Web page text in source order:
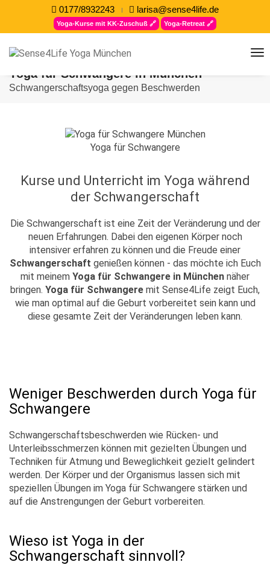
0177/8932243 larisa@sense4life.de
Yoga-Kurse mit KK-Zuschuß 🔗 Yoga-Retreat 🔗
Yoga für Schwangere in München
Schwangerschaftsyoga gegen Beschwerden
Yoga für Schwangere
Kurse und Unterricht im Yoga während
der Schwangerschaft
Die Schwangerschaft ist eine Zeit der Veränderung und der
neuen Erfahrungen. Dabei den eigenen Körper noch
intensiver erfahren zu können und die Freude einer
Schwangerschaft genießen können - das möchte ich Euch
mit meinem Yoga für Schwangere in München näher
bringen. Yoga für Schwangere mit Sense4Life zeigt Euch,
wie man optimal auf die Geburt vorbereitet sein kann und
diese gesamte Zeit der Veränderungen leben kann.
Weniger Beschwerden durch Yoga für
Schwangere
Schwangerschaftsbeschwerden wie Rücken- und
Unterleibsschmerzen können mit gezielten Übungen und
Techniken für Atmung und Beweglichkeit gezielt gelindert
werden. Der Körper und der Organismus lassen sich mit
speziellen Übungen im Yoga für Schwangere stärken und
auf die Anstrengungen der Geburt vorbereiten.
Wieso ist Yoga in der
Schwangerschaft sinnvoll?